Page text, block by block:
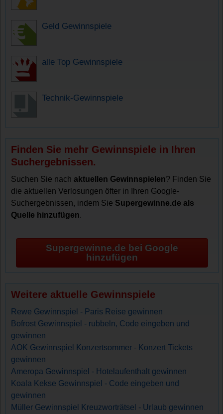
Geld Gewinnspiele
alle Top Gewinnspiele
Technik-Gewinnspiele
Finden Sie mehr Gewinnspiele in Ihren
Suchergebnissen.
Suchen Sie nachaktuellen Gewinnspielen? Finden Sie
die aktuellen Verlosungen öfter in Ihren Google-
Suchergebnissen, indem Sie Supergewinne.de als
Quelle hinzufügen.
Supergewinne.de bei Google
hinzufügen
Weitere aktuelle Gewinnspiele
Rewe Gewinnspiel - Paris Reise gewinnen
Bofrost Gewinnspiel - rubbeln, Code eingeben und
gewinnen
AOK Gewinnspiel Konzertsommer - Konzert Tickets
gewinnen
Ameropa Gewinnspiel - Hotelaufenthalt gewinnen
Koala Kekse Gewinnspiel - Code eingeben und
gewinnen
Müller Gewinnspiel Kreuzworträtsel - Urlaub gewinnen